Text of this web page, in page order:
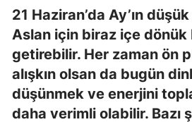
21 Haziran’da Ay’ın
Aslan için biraz içe dönük
getirebilir. Her zaman ön
alışkın olsan da bugün
düşünmek ve enerjini
daha verimli olabilir. Bazı